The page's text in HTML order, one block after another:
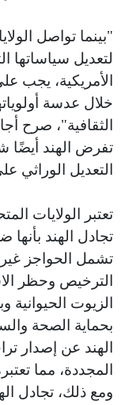
"بينما تواصل
لتعديل سياساتها
الأمريكية، يجب
خلال عدسة
تفرض الهند أيضًا
التعديل الوراثي على 24
تعتبر الولايات
تجادل الهند
تشمل الحواجز غير
الترخيص وحظر
الزيوت الحيوانية
الهند عن إصدار
المجددة، مما
ومع ذلك، تجادل